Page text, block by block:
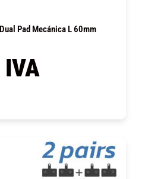
Pad Mecánica L 60mm
IVA